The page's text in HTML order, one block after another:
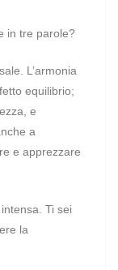
in tre parole?
L’armonia
equilibrio;
e
a
e apprezzare
Ti sei
la